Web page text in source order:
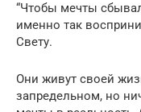
“Чтобы мечты
именно так
Свету.
Они живут своей
запредельном, но